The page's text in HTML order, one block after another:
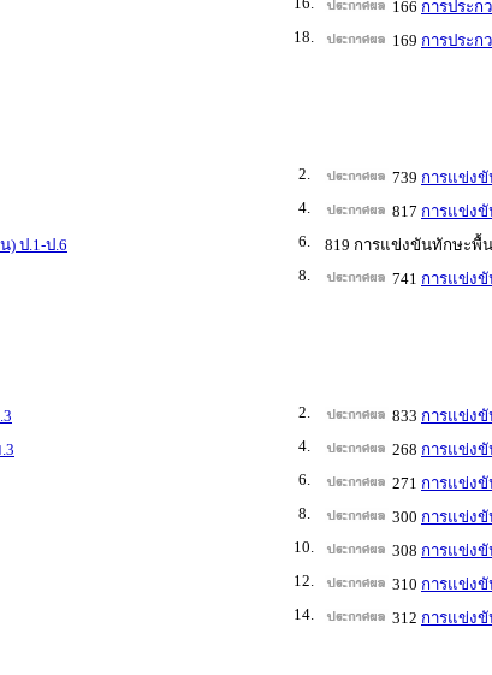
166 การประก
18. 169 การประก
2. 739 การแข่งขั
4. 817 การแข่ง
ป.1-ป.6 6.
819 การแข่งขันทักษะพื้
8. 741 การแข่ง
2. 833 การแข่งขั
4. 268 การแข่งขั
6. 271 การแข่งขั
8. 300 การแข่งขั
10. 308 การแข่งขั
12. 310 การแข่งขั
14. 312 การแข่งขั